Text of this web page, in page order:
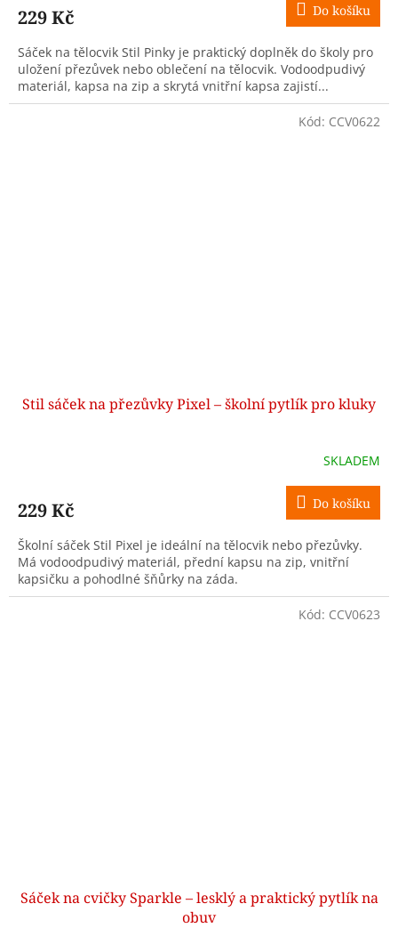
229 Kč Do košíku
Sáček na tělocvik Stil Pinky je praktický doplněk do školy pro
uložení přezůvek nebo oblečení na tělocvik. Vodoodpudivý
materiál, kapsa na zip a skrytá vnitřní kapsa zajistí...
Stil sáček na přezůvky Pixel – školní pytlík pro kluky
SKLADEM
229 Kč Do košíku
Školní sáček Stil Pixel je ideální na tělocvik nebo přezůvky.
Má vodoodpudivý materiál, přední kapsu na zip, vnitřní
kapsičku a pohodlné šňůrky na záda.
Kód: CCV0622
Sáček na cvičky Sparkle – lesklý a praktický pytlík na
obuv
Kód: CCV0623